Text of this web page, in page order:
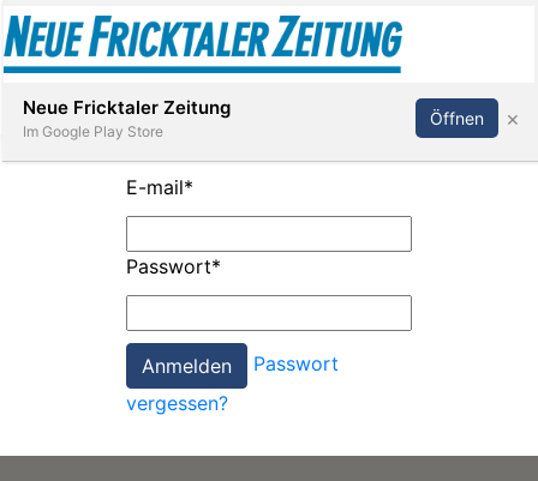
Paper
Abonnieren Anmelden
E-mail*
Passwort*
Passwort
vergessen?
Neue Fricktaler Zeitung
Im Google Play Store
Öffnen ×